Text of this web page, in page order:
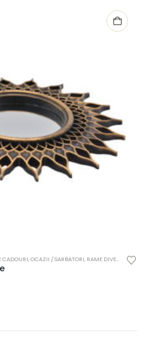
CADOURI,OCAZII / SARBATORI, RAME DIVERSE